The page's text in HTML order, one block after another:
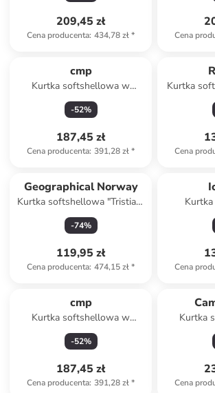
209,45 zł
Cena producenta: 434,78 zł* Cena
cmp
Kurtka softshellowa w
kolorze czarnym
-52%
187,45 zł
Cena producenta: 391,28 zł*
Kurtka
w
Cena
Geographical Norway
Kurtka softshellowa "Tristian"
w kolorze czarnym
-74%
119,95 zł
Cena producenta: 474,15 zł* Cena
cmp
Kurtka softshellowa w
kolorze zielonym
-52%
187,45 zł
Cena producenta: 391,28 zł*
Kurtka
Cena